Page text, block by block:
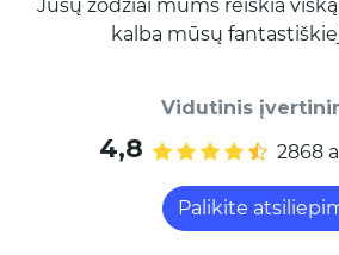
Jūsų žodžiai mums reiškia
kalba mūsų
Vidutinis
4,8 2868
Palikite